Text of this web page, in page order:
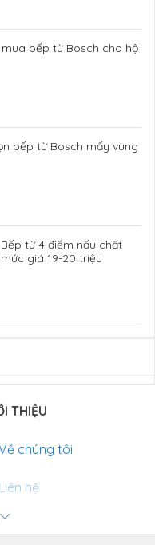
bếp từ Bosch cho hộ
bếp từ Bosch mấy vùng
Bếp từ 4 điểm nấu chất
giá 19-20 triệu
THIỆU
chúng tôi
Liên hệ